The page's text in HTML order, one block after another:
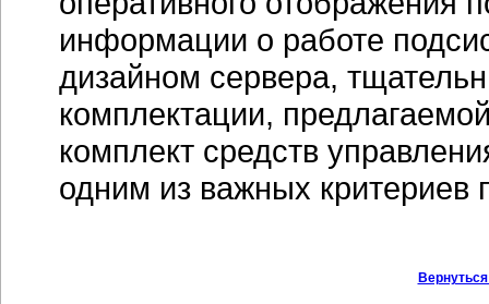
информации о работе
дизайном сервера,
комплектации,
комплект средств
одним из важных критериев